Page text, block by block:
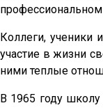
Коллеги, ученики
участие в жизни
ними теплые
В 1965 году